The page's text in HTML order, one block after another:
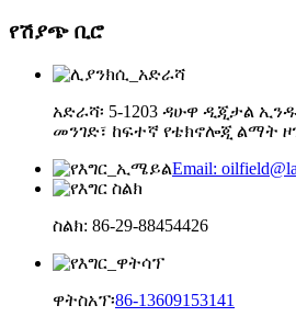
የሽያጭ ቢሮ
አድራሻ፡ 5-1203 ዳሁዋ ዲጂታል
መንገድ፣ ከፍተኛ የቴክኖሎጂ ልማት
Email:
ስልክ: 86-29-88454426
ዋትስአፕ፡86-13609153141